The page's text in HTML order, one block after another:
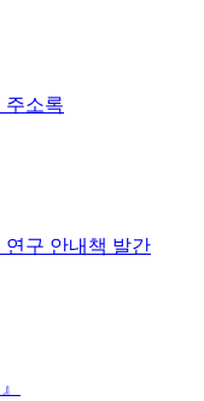
주소록
구 안내책 발간